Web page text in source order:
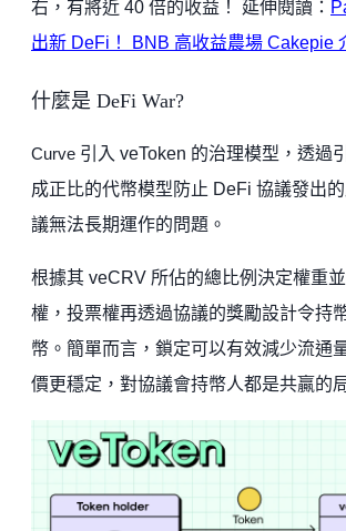
右，有將近 40 倍的收益！ 延伸閱讀：
出新 DeFi！ BNB 高收益農場 Cakepie
什麼是 DeFi War?
Curve 引入 veToken 的治理模型，透過
成正比的代幣模型防止 DeFi 協議發出
議無法長期運作的問題。
根據其 veCRV 所佔的總比例決定權重
權，投票權再透過協議的獎勵設計令持
幣。簡單而言，鎖定可以有效減少流通
價更穩定，對協議會持幣人都是共贏的